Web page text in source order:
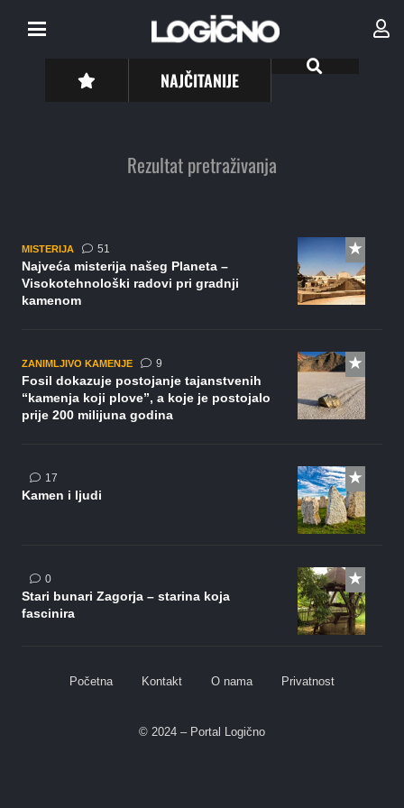
NAJČITANIJE
Rezultat pretraživanja
MISTERIJA 51
Najveća misterija našeg Planeta –
Visokotehnološki radovi pri gradnji
kamenom
ZANIMLJIVO KAMENJE 9komentara
Fosil dokazuje postojanje tajanstvenih
“kamenja koji plove”, a koje je postojalo
prije 200 milijuna godina
17komentara
Kamen i ljudi
0
Stari bunari Zagorja – starina koja
fascinira
Početna Kontakt O nama Privatnost
© 2024 – Portal Logično